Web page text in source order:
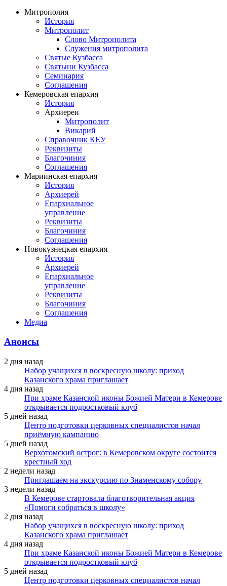
Митрополия
История
Митрополит
Слово Митрополита
Служения митрополита
Святые Кузбасса
Святыни Кузбасса
Семинария
Соглашения
Кемеровская епархия
История
Архиереи
Митрополит
Викарий
Справочник КЕУ
Реквизиты
Благочиния
Соглашения
Мариинская епархия
История
Архиерей
Епархиальное
управление
Реквизиты
Благочиния
Соглашения
Новокузнецкая епархия
История
Архиерей
Епархиальное
управление
Реквизиты
Благочиния
Соглашения
Медиа
Анонсы
2 дня назад
Набор учащихся в воскресную школу: приход
Казанского храма приглашает
4 дня назад
При храме Казанской иконы Божией Матери в Кемерове
открывается подростковый клуб
5 дней назад
Центр подготовки церковных специалистов начал
приёмную кампанию
5 дней назад
Верхотомский острог: в Кемеровском округе состоится
крестный ход
2 недели назад
Приглашаем на экскурсию по Знаменскому собору
3 недели назад
В Кемерове стартовала благотворительная акция
«Помоги собраться в школу»
2 дня назад
Набор учащихся в воскресную школу: приход
Казанского храма приглашает
4 дня назад
При храме Казанской иконы Божией Матери в Кемерове
открывается подростковый клуб
5 дней назад
Центр подготовки церковных специалистов начал